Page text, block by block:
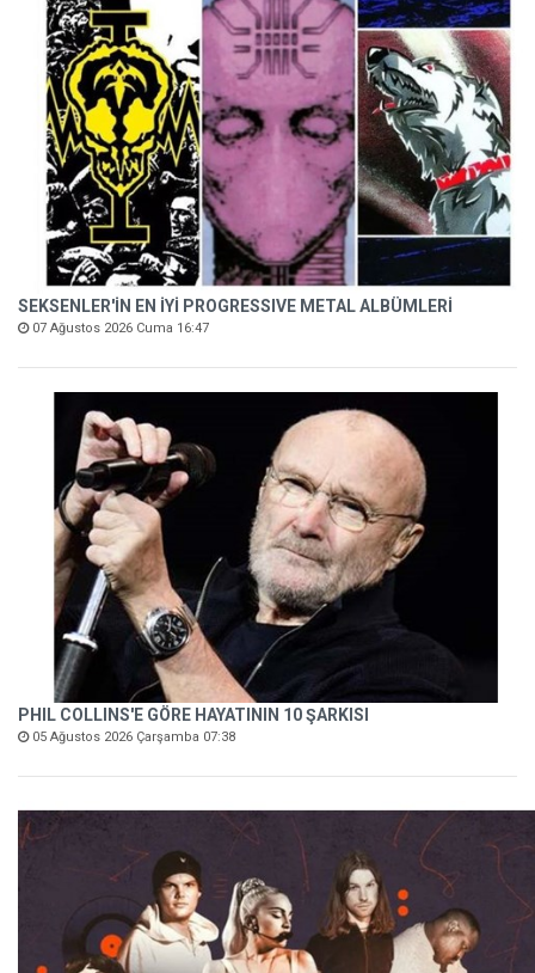
SEKSENLER'İN EN İYİ PROGRESSIVE METAL ALBÜMLERİ
07 Ağustos 2026 Cuma 16:47
PHIL COLLINS'E GÖRE HAYATININ 10 ŞARKISI
05 Ağustos 2026 Çarşamba 07:38